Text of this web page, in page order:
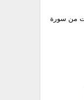
من سورة